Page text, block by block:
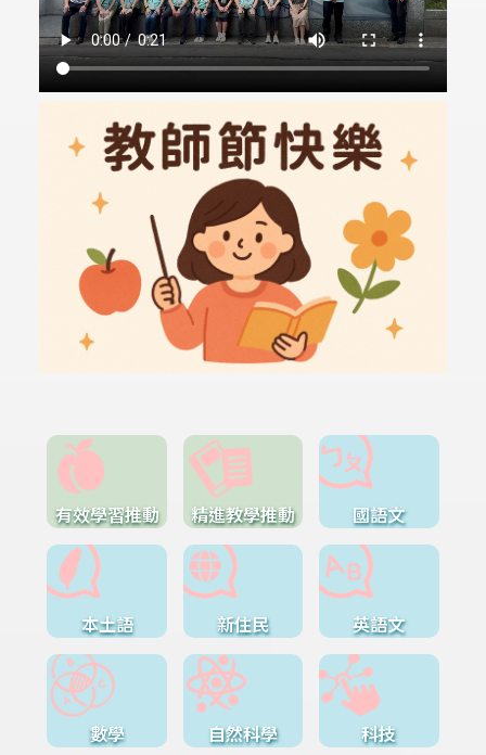
有效學習推動 精進教學推動 國語文
本土語 新住民 英語文
數學 自然科學 科技